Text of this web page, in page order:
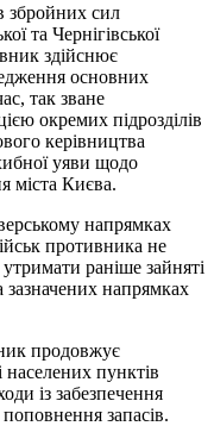
збройних сил
та Чернігівської
здійснює
основних
так зване
окремих підрозділів
керівництва
уяви щодо
міста Києва.
напрямках
противника не
раніше зайняті
зазначених напрямках
продовжує
пунктів
із забезпечення
поповнення запасів.